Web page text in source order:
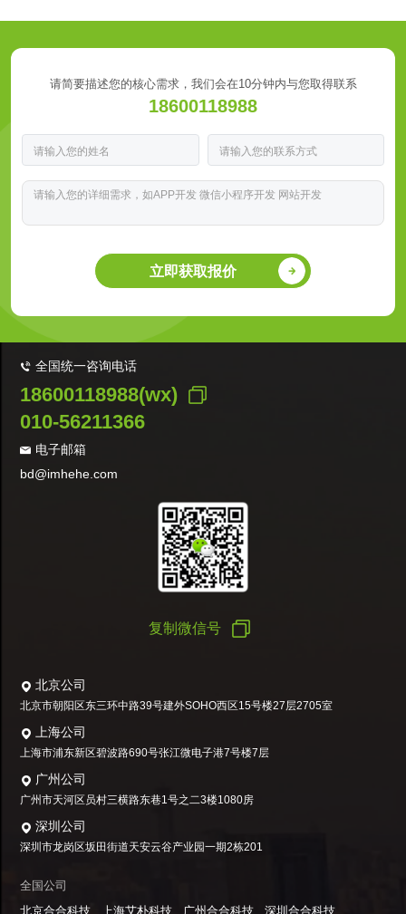
请简要描述您的核心需求，我们会在10分钟内与您取得联系
18600118988
立即获取报价
全国统一咨询电话
18600118988(wx)
010-56211366
电子邮箱
bd@imhehe.com
复制微信号
北京公司
北京市朝阳区东三环中路39号建外SOHO西区15号楼27层2705室
上海公司
上海市浦东新区碧波路690号张江微电子港7号楼7层
广州公司
广州市天河区员村三横路东巷1号之二3楼1080房
深圳公司
深圳市龙岗区坂田街道天安云谷产业园一期2栋201
全国公司
北京合合科技
上海艾朴科技 广州合合科技 深圳合合科技